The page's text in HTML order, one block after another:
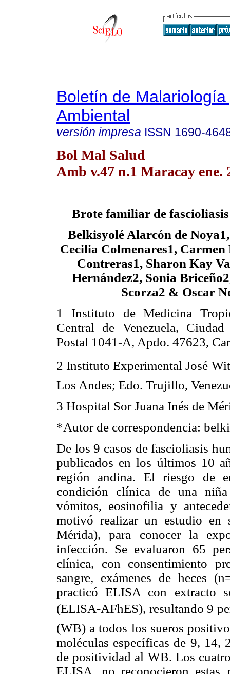
Boletín de
Ambiental
versión impresa ISSN 1690-
Bol Mal Salud
Amb v.47 n.1 Maracay ene.
Brote familiar de fascioliasis
Belkisyolé Alarcón de
Cecilia Colmenares1, Carmen
Contreras1, Sharon Kay
Hernández2, Sonia
Scorza2 & Oscar
1 Instituto de Medicina
Central de Venezuela,
Postal 1041-A, Apdo. 47623,
2 Instituto Experimental José
Los Andes; Edo. Trujillo,
3 Hospital Sor Juana Inés de
*Autor de correspondencia:
De los 9 casos de fascioliasis
publicados en los últimos 10
región andina. El riesgo de
condición clínica de una
vómitos, eosinofilia y
motivó realizar un estudio en
Mérida), para conocer la
infección. Se evaluaron 65
clínica, con consentimiento
sangre, exámenes de heces
practicó ELISA con extracto
(ELISA-AFhES), resultando 9
(WB) a todos los sueros
moléculas específicas de 9,
de positividad al WB. Los